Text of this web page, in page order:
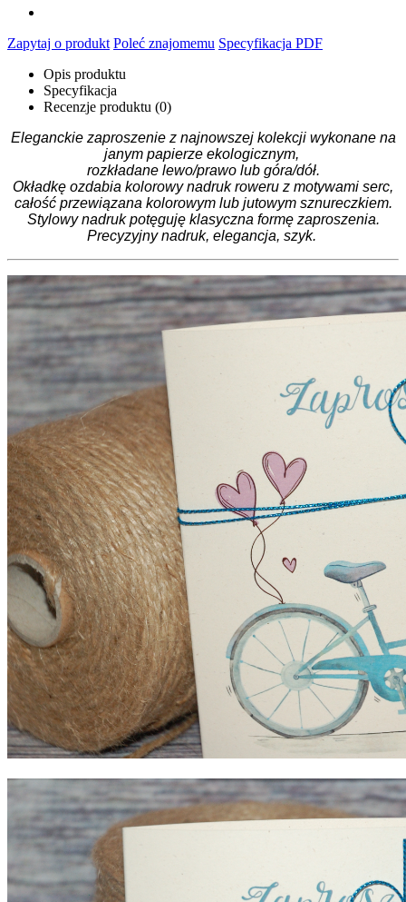
Zapytaj o produkt Poleć znajomemu Specyfikacja PDF
Opis produktu
Specyfikacja
Recenzje produktu (0)
Eleganckie zaproszenie z najnowszej kolekcji wykonane na
janym papierze ekologicznym,
rozkładane lewo/prawo lub góra/dół.
Okładkę ozdabia kolorowy nadruk roweru z motywami serc,
całość przewiązana kolorowym lub jutowym sznureczkiem.
Stylowy nadruk potęguję klasyczna formę zaproszenia.
Precyzyjny nadruk, elegancja, szyk.